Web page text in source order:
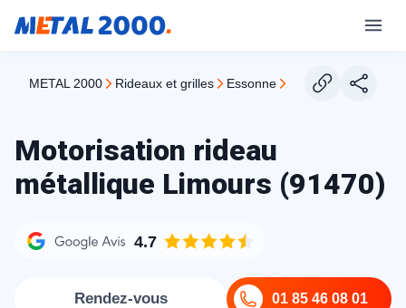
METAL 2000 rideaux et grilles essonne limours
Motorisation rideau
métallique Limours (91470)
4.7
01 85 46 08 01
Rendez-vous